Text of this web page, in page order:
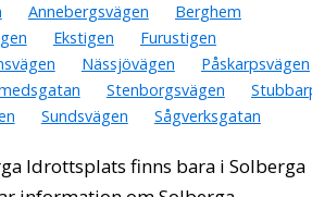
Annebergsvägen
Berghem
Ekstigen
Furustigen
Nässjövägen
Påskarpsvägen
Stenborgsvägen
Sundsvägen
Sågverksgatan
Idrottsplats finns bara i Solberga